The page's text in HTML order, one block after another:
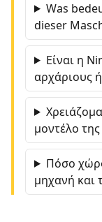
Was
dieser
Είναι η
αρχάριους
μοντέλο
Πόσο
μηχανή και